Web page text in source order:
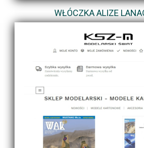
WŁÓCZKA ALIZE